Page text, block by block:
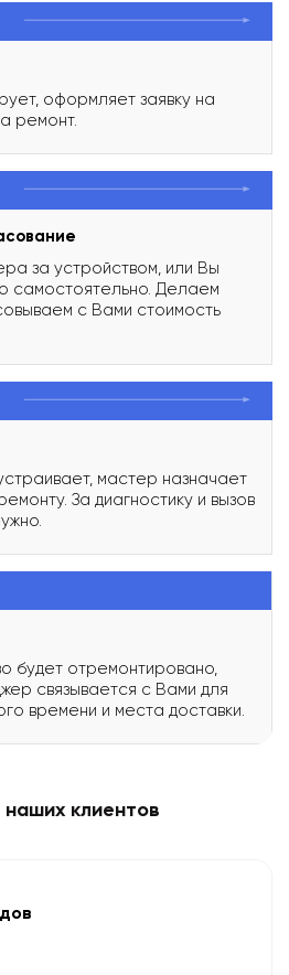
оформляет заявку на
ремонт.
за устройством, или Вы
самостоятельно. Делаем
с Вами стоимость
мастер назначает
За диагностику и вызов
будет отремонтировано,
связывается с Вами для
времени и места доставки.
клиентов